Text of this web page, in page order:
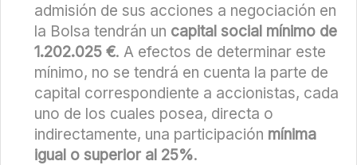
admisión de sus acciones a negociación en
la Bolsa tendrán un capital social mínimo de
1.202.025 €. A efectos de determinar este
mínimo, no se tendrá en cuenta la parte de
capital correspondiente a accionistas, cada
uno de los cuales posea, directa o
indirectamente, una participación mínima
igual o superior al 25%.